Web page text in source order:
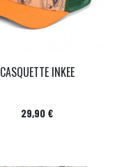
CASQUETTE INKEE
Prix
29,90 €